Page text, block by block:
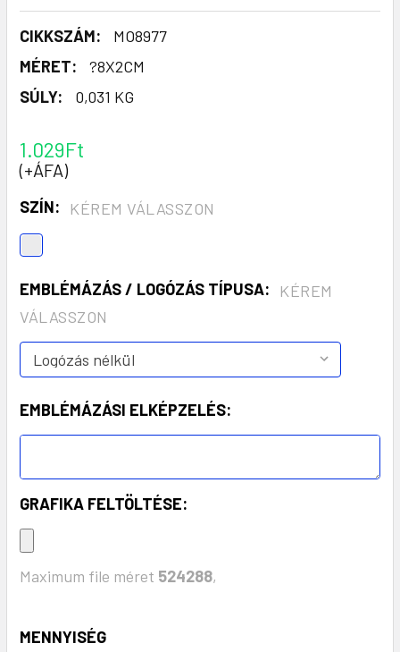
CIKKSZÁM:
MO8977
MÉRET:
?8X2CM
SÚLY:
0,031 KG
1.029Ft
(+ÁFA)
SZÍN: KÉREM VÁLASSZON
EMBLÉMÁZÁS / LOGÓZÁS TÍPUSA:
KÉREM
VÁLASSZON
EMBLÉMÁZÁSI ELKÉPZELÉS:
GRAFIKA FELTÖLTÉSE:
Maximum file méret 524288,
KÉSZLET:
MENNYISÉG